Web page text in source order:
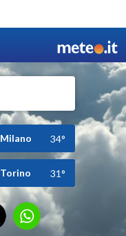
Milano 34°
Torino 31°